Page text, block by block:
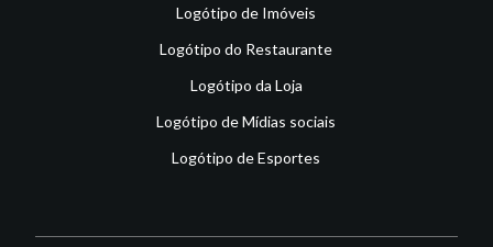
Logótipo de Imóveis
Logótipo do Restaurante
Logótipo da Loja
Logótipo de Mídias sociais
Logótipo de Esportes